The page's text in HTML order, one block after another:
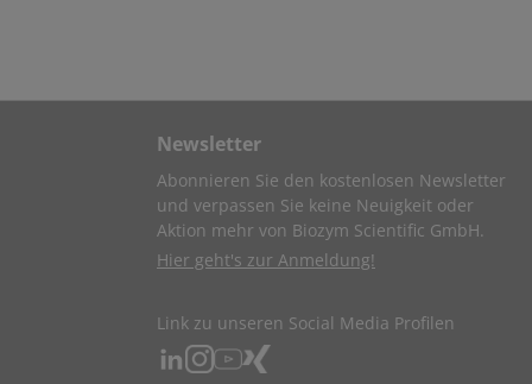
Newsletter
Abonnieren Sie den kostenlosen Newsletter
und verpassen Sie keine Neuigkeit oder
Aktion mehr von Biozym Scientific GmbH.
Hier geht's zur Anmeldung!
Link zu unseren Social Media Profilen